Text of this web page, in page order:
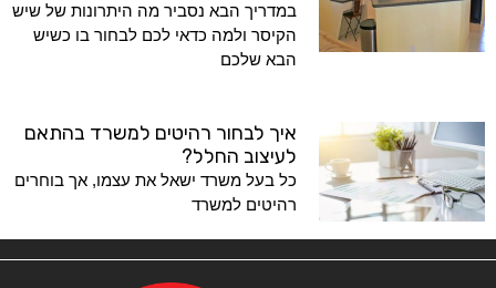
במדריך הבא נסביר מה היתרונות של שיש
הקיסר ולמה כדאי לכם לבחור בו כשיש
הבא שלכם
איך לבחור רהיטים למשרד בהתאם
לעיצוב החלל?
כל בעל משרד ישאל את עצמו, אך בוחרים
רהיטים למשרד